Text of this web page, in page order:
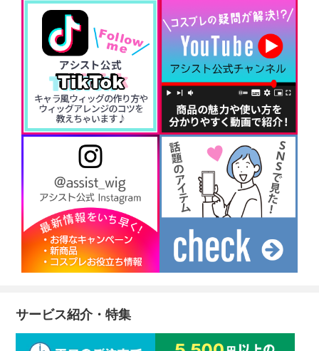
サービス紹介・特集